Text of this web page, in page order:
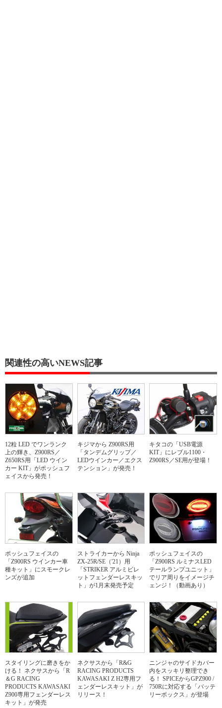
関連性の高いNEWS記事
12粒 LED でワンランク
上の輝き、Z900RS／
Z650RS用「LED ウイン
カー KIT」がポッシュフ
ェイスから発売！
キジマから Z900RS用
「タンデムグリップ／
LEDウインカー／エクス
テンション」が発売！
キタコの「USB電源
KIT」にレブル1100・
Z900RS／SE用が登場！
ポッシュフェイスの
「Z900RS ウインカー車
種キット」にスモークレ
ンズが追加
ストライカーから Ninja
ZX-25R/SE（'21）用
「STRIKER アルミビレ
ットフェンダーレスキッ
ト」が1月末発売予定
ポッシュフェイスの
「Z900RS ルミナスLED
テールランプユニット」
でリア周りをイメージチ
ェンジ！（動画あり）
スタイリングに磨きをか
ける！ ネクサスから「R
＆G RACING
PRODUCTS KAWASAKI
Z900専用フェンダーレス
キット」が発売
ネクサスから「R&G
RACING PRODUCTS
KAWASAKI Z H2専用フ
ェンダーレスキット」が
リリース！
ニンジャのサイドカバー
内をスッキリ整理でき
る！ SPICEからGPZ900 /
750Rに対応する「バッテ
リーボックス」が登場